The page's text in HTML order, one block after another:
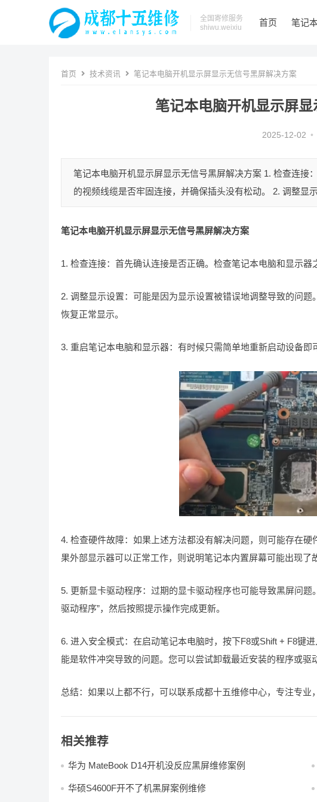
全国寄修服务
shiwu.weixiu
首页 笔记
首页 技术资讯 笔记本电脑开机显示屏显示无信号黑屏解决方案
笔记本电脑开机显示屏
2025-12-02 •
笔记本电脑开机显示屏显示无信号黑屏解决方案 1. 检查连接
的视频线缆是否牢固连接，并确保插头没有松动。 2. 调整显
笔记本电脑开机显示屏显示无信号黑屏解决方案
1. 检查连接：首先确认连接是否正确。检查笔记本电脑和显示器
2. 调整显示设置：可能是因为显示设置被错误地调整导致的问题
恢复正常显示。
3. 重启笔记本电脑和显示器：有时候只需简单地重新启动设备即
4. 检查硬件故障：如果上述方法都没有解决问题，则可能存在
果外部显示器可以正常工作，则说明笔记本内置屏幕可能出现了
5. 更新显卡驱动程序：过期的显卡驱动程序也可能导致黑屏问
驱动程序”，然后按照提示操作完成更新。
6. 进入安全模式：在启动笔记本电脑时，按下F8或Shift + F8键
能是软件冲突导致的问题。您可以尝试卸载最近安装的程序或驱
总结：如果以上都不行，可以联系成都十五维修中心，专注专业
相关推荐
华为 MateBook D14开机没反应黑屏维修案例
华硕S4600F开不了机黑屏案例维修